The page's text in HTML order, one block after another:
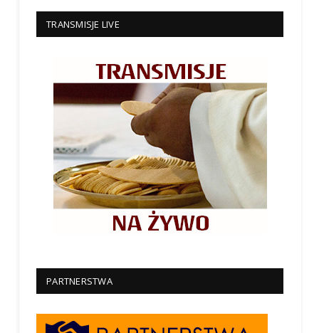
TRANSMISJE LIVE
PARTNERSTWA